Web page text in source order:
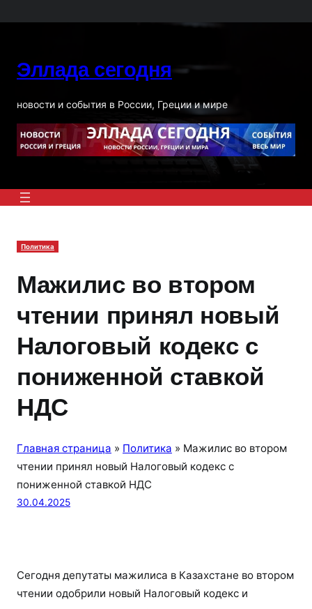
к
Эллада сегодня
новости и события в России, Греции и мире
Политика
Мажилис во втором
чтении принял новый
Налоговый кодекс с
пониженной ставкой
НДС
Главная страница » Политика » Мажилис во втором
чтении принял новый Налоговый кодекс с
пониженной ставкой НДС
30.04.2025
Сегодня депутаты мажилиса в Казахстане во втором
чтении одобрили новый Налоговый кодекс и